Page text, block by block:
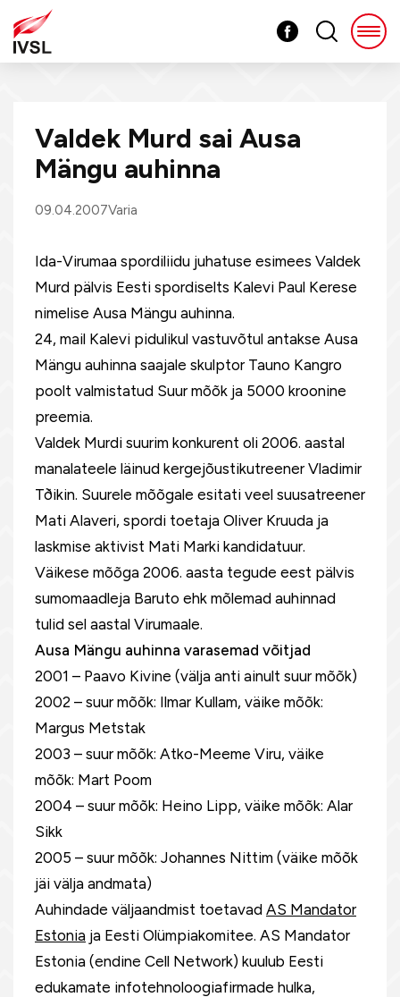
Valdek Murd sai Ausa
Mängu auhinna
09.04.2007Varia
Ida-Virumaa spordiliidu juhatuse esimees Valdek
Murd pälvis Eesti spordiselts Kalevi Paul Kerese
nimelise Ausa Mängu auhinna.
24, mail Kalevi pidulikul vastuvõtul antakse Ausa
Mängu auhinna saajale skulptor Tauno Kangro
poolt valmistatud Suur mõõk ja 5000 kroonine
preemia.
Valdek Murdi suurim konkurent oli 2006. aastal
manalateele läinud kergejõustikutreener Vladimir
Tðikin. Suurele mõõgale esitati veel suusatreener
Mati Alaveri, spordi toetaja Oliver Kruuda ja
laskmise aktivist Mati Marki kandidatuur.
Väikese mõõga 2006. aasta tegude eest pälvis
sumomaadleja Baruto ehk mõlemad auhinnad
tulid sel aastal Virumaale.
Ausa Mängu auhinna varasemad võitjad
2001 – Paavo Kivine (välja anti ainult suur mõõk)
2002 – suur mõõk: Ilmar Kullam, väike mõõk:
Margus Metstak
2003 – suur mõõk: Atko-Meeme Viru, väike
mõõk: Mart Poom
2004 – suur mõõk: Heino Lipp, väike mõõk: Alar
Sikk
2005 – suur mõõk: Johannes Nittim (väike mõõk
jäi välja andmata)
Auhindade väljaandmist toetavad AS Mandator
Estonia ja Eesti Olümpiakomitee. AS Mandator
Estonia (endine Cell Network) kuulub Eesti
edukamate infotehnoloogiafirmade hulka,